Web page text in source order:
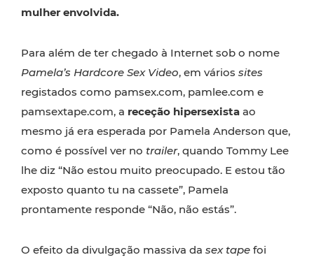
mulher envolvida.
Para além de ter chegado à Internet sob o nome
Pamela’s Hardcore Sex Video, em vários sites
registados como pamsex.com, pamlee.com e
pamsextape.com, a receção hipersexista ao
mesmo já era esperada por Pamela Anderson que,
como é possível ver no trailer, quando Tommy Lee
lhe diz “Não estou muito preocupado. E estou tão
exposto quanto tu na cassete”, Pamela
prontamente responde “Não, não estás”.
O efeito da divulgação massiva da sex tape foi